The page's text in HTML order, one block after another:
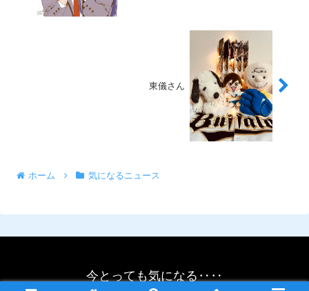
東儀さん
ホーム 気になるニュース
今とっても気になる‥‥